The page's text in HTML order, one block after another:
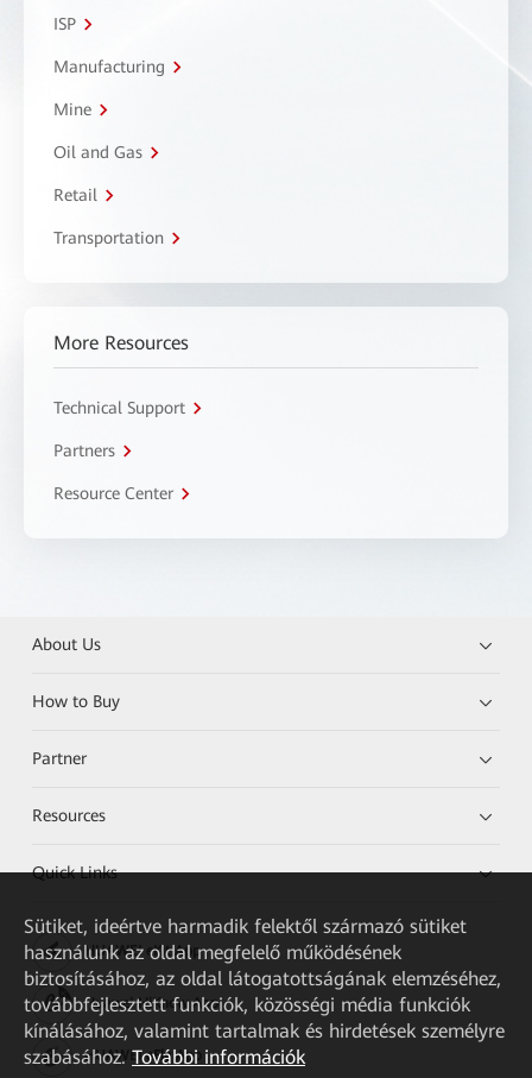
ISP
Manufacturing
Mine
Oil and Gas
Retail
Transportation
More Resources
Technical Support
Partners
Resource Center
About Us
How to Buy
Partner
Resources
Quick Links
HUAWEI eKit App
Huawei HiKnow App
HUAWEI eFly App
Sütiket, ideértve harmadik felektől származó sütiket
használunk az oldal megfelelő működésének
biztosításához, az oldal látogatottságának elemzéséhez,
továbbfejlesztett funkciók, közösségi média funkciók
kínálásához, valamint tartalmak és hirdetések személyre
szabásához. További információk